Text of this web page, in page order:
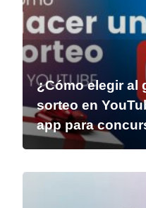
¿Cómo elegir al
sorteo en
app para